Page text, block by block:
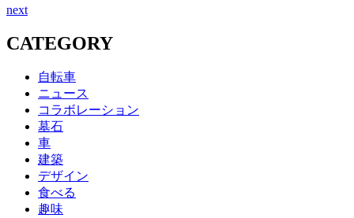
next
CATEGORY
自転車
ニュース
コラボレーション
墓石
車
建築
デザイン
食べる
趣味